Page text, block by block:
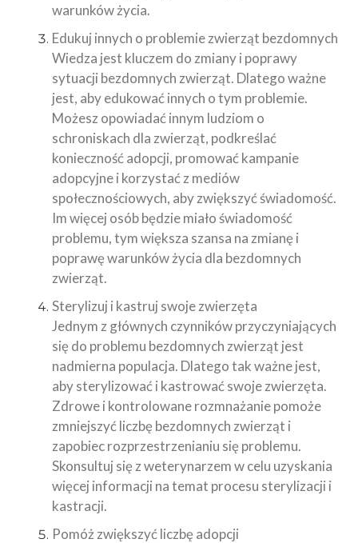
warunków życia.
Edukuj innych o problemie zwierząt bezdomnych
Wiedza jest kluczem do zmiany i poprawy
sytuacji bezdomnych zwierząt. Dlatego ważne
jest, aby edukować innych o tym problemie.
Możesz opowiadać innym ludziom o
schroniskach dla zwierząt, podkreślać
konieczność adopcji, promować kampanie
adopcyjne i korzystać z mediów
społecznościowych, aby zwiększyć świadomość.
Im więcej osób będzie miało świadomość
problemu, tym większa szansa na zmianę i
poprawę warunków życia dla bezdomnych
zwierząt.
Sterylizuj i kastruj swoje zwierzęta
Jednym z głównych czynników przyczyniających
się do problemu bezdomnych zwierząt jest
nadmierna populacja. Dlatego tak ważne jest,
aby sterylizować i kastrować swoje zwierzęta.
Zdrowe i kontrolowane rozmnażanie pomoże
zmniejszyć liczbę bezdomnych zwierząt i
zapobiec rozprzestrzenianiu się problemu.
Skonsultuj się z weterynarzem w celu uzyskania
więcej informacji na temat procesu sterylizacji i
kastracji.
Pomóż zwiększyć liczbę adopcji